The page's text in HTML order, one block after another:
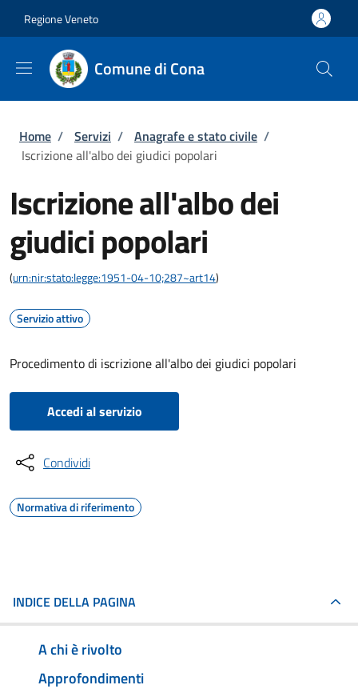
Regione Veneto
Comune di Cona
Briciole di pane
Home / Servizi / Anagrafe e stato civile /
Iscrizione all'albo dei giudici popolari
Iscrizione all'albo dei
giudici popolari
(urn:nir:stato:legge:1951-04-10;287~art14)
Servizio attivo
Procedimento di iscrizione all'albo dei giudici popolari
Accedi al servizio
Condividi
Normativa di riferimento
INDICE DELLA PAGINA
A chi è rivolto
Approfondimenti